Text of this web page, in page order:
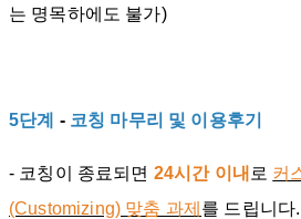
는 명목하에도 불가)
5단계 - 코칭 마무리 및 이용후기
- 코칭이 종료되면 24시간 이내 로 커
(Customizing) 맞춤 과제 를 드립니